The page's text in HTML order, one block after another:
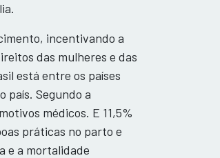
incentivando a
das mulheres e das
está entre os países
país. Segundo a
médicos. E 11,5%
práticas no parto e
e a mortalidade